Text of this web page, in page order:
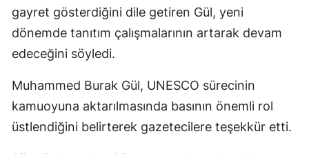
gayret gösterdiğini dile getiren Gül, yeni
dönemde tanıtım çalışmalarının artarak devam
edeceğini söyledi.
Muhammed Burak Gül, UNESCO sürecinin
kamuoyuna aktarılmasında basının önemli rol
üstlendiğini belirterek gazetecilere teşekkür etti.